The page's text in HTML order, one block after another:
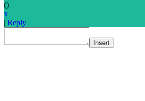
()
x
| Reply
Insert